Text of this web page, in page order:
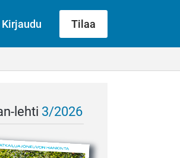
Kirjaudu Tilaa
lehti 3/2026